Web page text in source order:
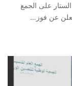
على الجمع
ليعلن عن فوز…